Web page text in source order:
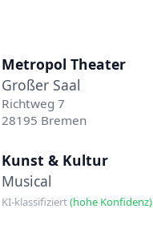
Metropol Theater
Großer Saal
Richtweg 7
28195 Bremen
Kunst & Kultur
Musical
KI-klassifiziert(hohe Konfidenz)